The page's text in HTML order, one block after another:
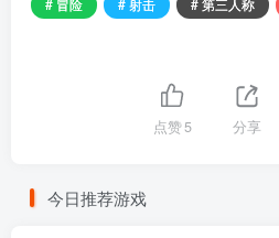
# 冒险
# 射击 # 第三人称
点赞5 分享
今日推荐游戏